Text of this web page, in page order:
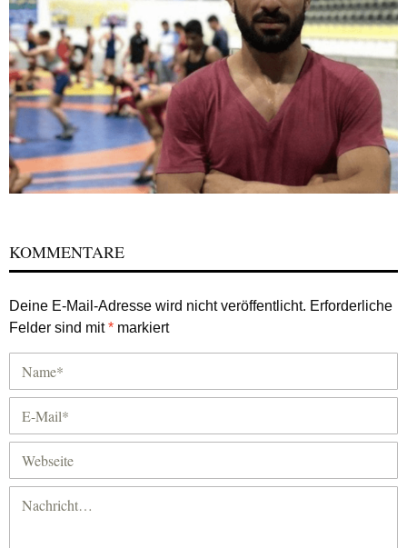
KOMMENTARE
Deine E-Mail-Adresse wird nicht veröffentlicht. Erforderliche
Felder sind mit* markiert